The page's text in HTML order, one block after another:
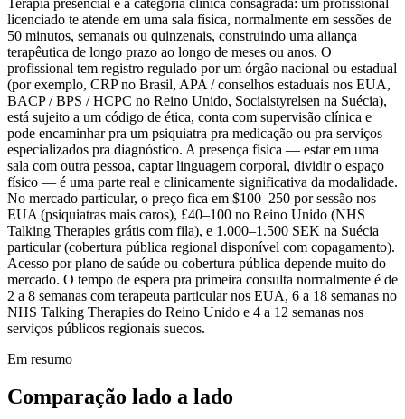
licenciado te atende em uma sala física, normalmente em sessões de
50 minutos, semanais ou quinzenais, construindo uma aliança
terapêutica de longo prazo ao longo de meses ou anos. O
profissional tem registro regulado por um órgão nacional ou estadual
(por exemplo, CRP no Brasil, APA / conselhos estaduais nos EUA,
BACP / BPS / HCPC no Reino Unido, Socialstyrelsen na Suécia),
está sujeito a um código de ética, conta com supervisão clínica e
pode encaminhar pra um psiquiatra pra medicação ou pra serviços
especializados pra diagnóstico. A presença física — estar em uma
sala com outra pessoa, captar linguagem corporal, dividir o espaço
físico — é uma parte real e clinicamente significativa da modalidade.
No mercado particular, o preço fica em $100–250 por sessão nos
EUA (psiquiatras mais caros), £40–100 no Reino Unido (NHS
Talking Therapies grátis com fila), e 1.000–1.500 SEK na Suécia
particular (cobertura pública regional disponível com copagamento).
Acesso por plano de saúde ou cobertura pública depende muito do
mercado. O tempo de espera pra primeira consulta normalmente é de
2 a 8 semanas com terapeuta particular nos EUA, 6 a 18 semanas no
NHS Talking Therapies do Reino Unido e 4 a 12 semanas nos
serviços públicos regionais suecos.
Em resumo
Comparação lado a lado